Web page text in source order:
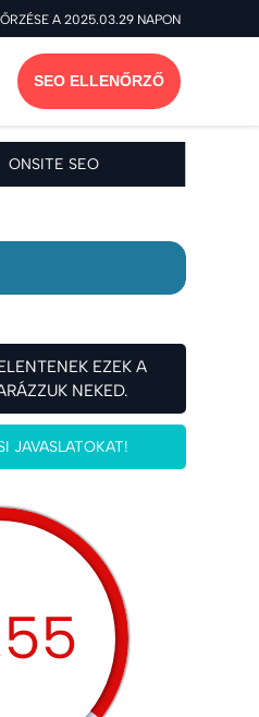
A 2025.03.29 NAPON
SEO ELLENŐRZŐ
ONSITE SEO
EZEK A
NEKED.
JAVASLATOKAT!